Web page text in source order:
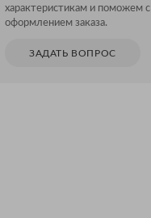
характеристикам и поможем с
оформлением заказа.
ЗАДАТЬ ВОПРОС